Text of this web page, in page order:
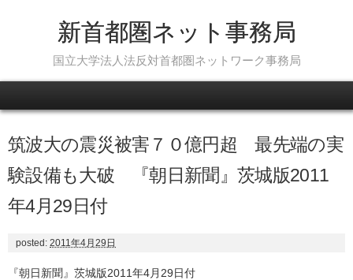
新首都圏ネット事務局
国立大学法人法反対首都圏ネットワーク事務局
筑波大の震災被害７０億円超 最先端の実
験設備も大破 『朝日新聞』茨城版2011
年4月29日付
posted: 2011年4月29日
『朝日新聞』茨城版2011年4月29日付